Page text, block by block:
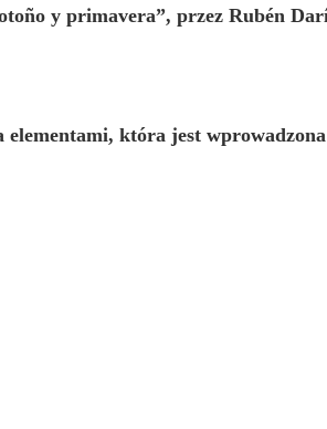
y primavera”, przez Rubén
która jest